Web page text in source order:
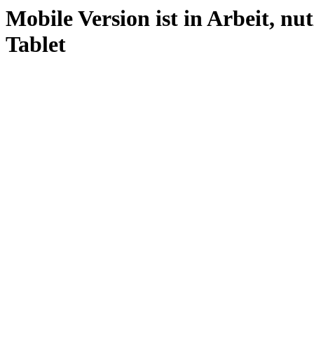
Mobile Version ist in Arbeit,
Tablet